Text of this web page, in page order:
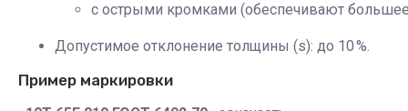
с острыми кромками (обеспечивают большее
Допустимое отклонение толщины (s): до 10 %.
Пример маркировки